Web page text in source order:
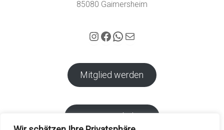
85080 Gaimersheim
Hubertus Gaimersheim auf Instagram
Facebook
WhatsApp
E-Mail
Mitglied werden
Vereins-Webshop